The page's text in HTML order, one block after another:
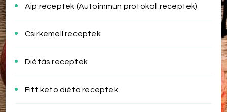
Aip receptek (Autoimmun protokoll receptek)
Csirkemell receptek
Diétás receptek
Fitt keto diéta receptek